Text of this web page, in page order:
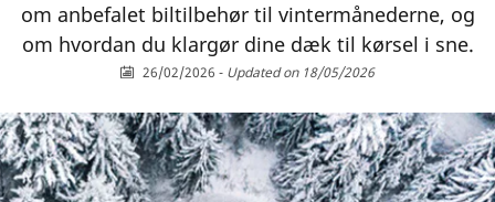
om anbefalet biltilbehør til vintermånederne, og
om hvordan du klargør dine dæk til kørsel i sne.
26/02/2026 - Updated on 18/05/2026